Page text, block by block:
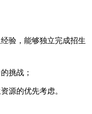
验，能够独立完成招生
挑战；
源的优先考虑。